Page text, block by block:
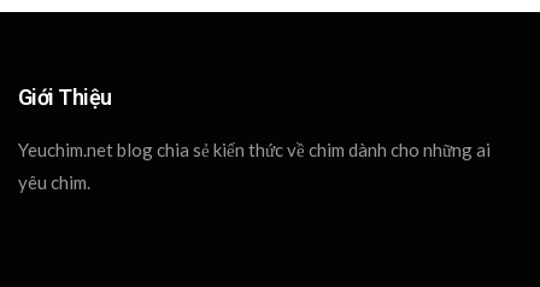
Giới Thiệu
Yeuchim.net blog chia sẻ kiến thức về chim dành cho những ai
yêu chim.